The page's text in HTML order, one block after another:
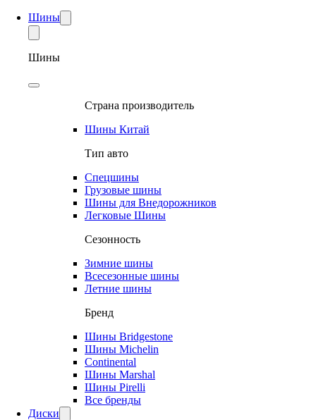
Шины
Шины
Страна производитель
Шины Китай
Тип авто
Спецшины
Грузовые шины
Шины для Внедорожников
Легковые Шины
Сезонность
Зимние шины
Всесезонные шины
Летние шины
Бренд
Шины Bridgestone
Шины Michelin
Continental
Шины Marshal
Шины Pirelli
Все бренды
Диски